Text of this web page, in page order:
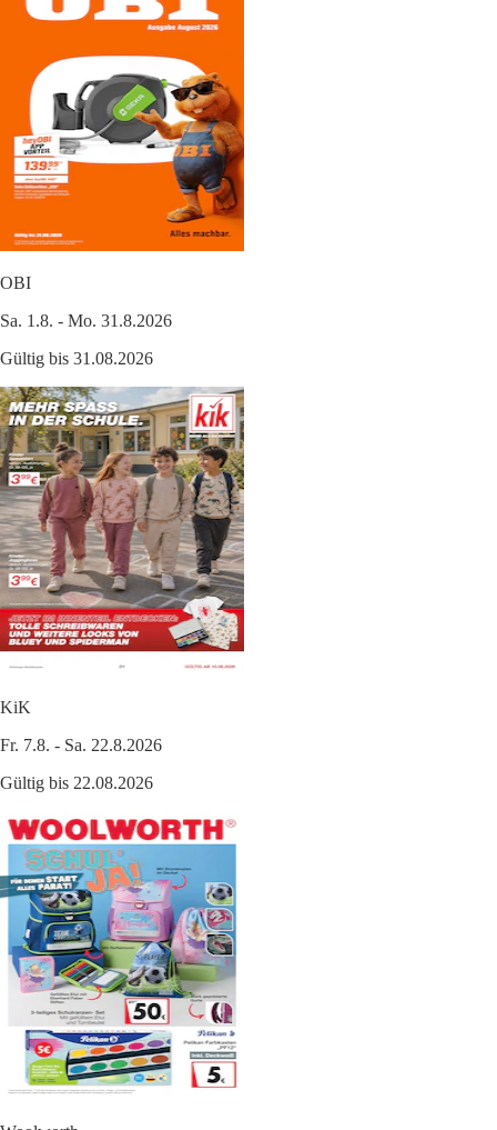
OBI
Sa. 1.8. - Mo. 31.8.2026
Gültig bis 31.08.2026
KiK
Fr. 7.8. - Sa. 22.8.2026
Gültig bis 22.08.2026